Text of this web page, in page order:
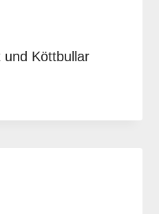
und Köttbullar